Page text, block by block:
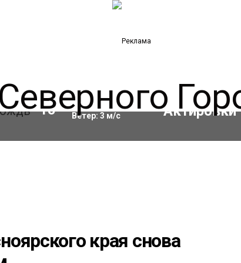
15 °C Влажность:93%
Ветер: 3 м/с
края снова